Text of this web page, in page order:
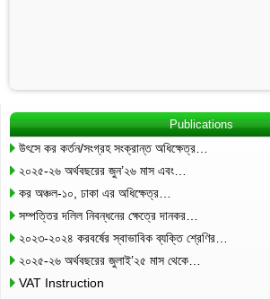
Publications
উৎসে কর কর্তন/সংগ্রহ সংক্রান্ত অধিক্ষেত্র…
২০২৫-২৬ অর্থবছরের জুন’২৬ মাস এবং…
কর অঞ্চল-১০, ঢাকা এর অধিক্ষেত্র…
সম্পত্তির দলিল নিবন্ধনের ক্ষেত্রে দানকর…
২০২৩-২০২৪ করবর্ষের স্বাভাবিক ব্যক্তি শ্রেণির…
২০২৫-২৬ অর্থবছরের জুলাই’২৫ মাস থেকে…
VAT Instruction